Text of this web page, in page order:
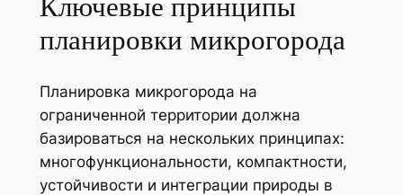
Ключевые принципы
планировки микрогорода
Планировка микрогорода на
ограниченной территории должна
базироваться на нескольких принципах:
многофункциональности, компактности,
устойчивости и интеграции природы в